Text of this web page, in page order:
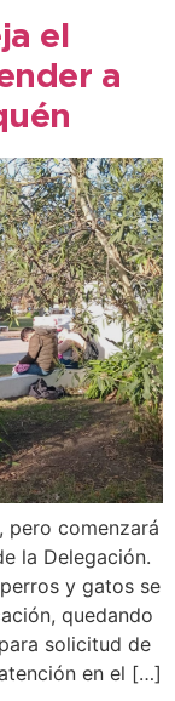
el
a
pero comenzará
la Delegación.
y gatos se
quedando
solicitud de
en el […]